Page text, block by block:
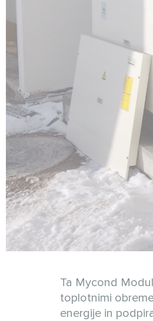
Ta Mycond
toplotnimi
energije in